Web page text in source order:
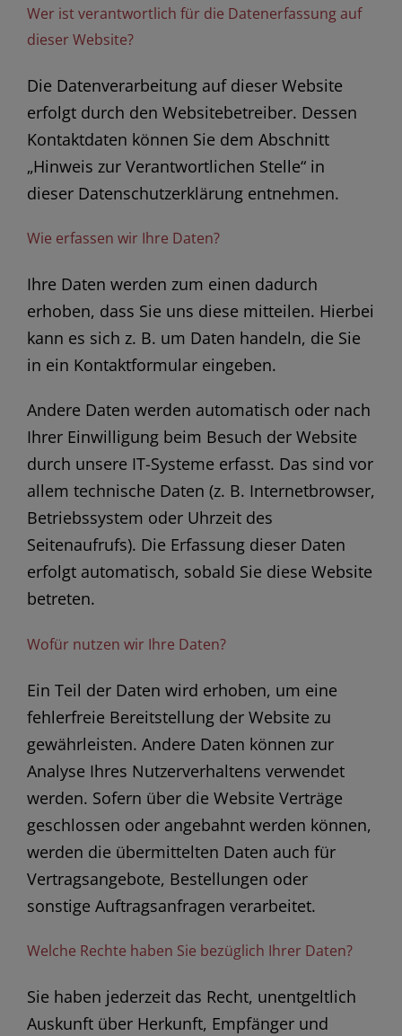
Wer ist verantwortlich für die Datenerfassung auf
dieser Website?
Die Datenverarbeitung auf dieser Website
erfolgt durch den Websitebetreiber. Dessen
Kontaktdaten können Sie dem Abschnitt
„Hinweis zur Verantwortlichen Stelle“ in
dieser Datenschutzerklärung entnehmen.
Wie erfassen wir Ihre Daten?
Ihre Daten werden zum einen dadurch
erhoben, dass Sie uns diese mitteilen. Hierbei
kann es sich z. B. um Daten handeln, die Sie
in ein Kontaktformular eingeben.
Andere Daten werden automatisch oder nach
Ihrer Einwilligung beim Besuch der Website
durch unsere IT-Systeme erfasst. Das sind vor
allem technische Daten (z. B. Internetbrowser,
Betriebssystem oder Uhrzeit des
Seitenaufrufs). Die Erfassung dieser Daten
erfolgt automatisch, sobald Sie diese Website
betreten.
Wofür nutzen wir Ihre Daten?
Ein Teil der Daten wird erhoben, um eine
fehlerfreie Bereitstellung der Website zu
gewährleisten. Andere Daten können zur
Analyse Ihres Nutzerverhaltens verwendet
werden. Sofern über die Website Verträge
geschlossen oder angebahnt werden können,
werden die übermittelten Daten auch für
Vertragsangebote, Bestellungen oder
sonstige Auftragsanfragen verarbeitet.
Welche Rechte haben Sie bezüglich Ihrer Daten?
Sie haben jederzeit das Recht, unentgeltlich
Auskunft über Herkunft, Empfänger und